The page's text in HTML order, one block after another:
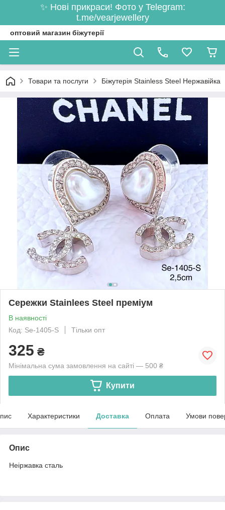
✨ Нові прикраси! Фото у Telegram:
t.me/vearjewellery
оптовий магазин біжутерії
Товари та послуги Біжутерія Stainless Steel Нержавійка
Сережки Stainlees Steel преміум
В наявності
Код: Se-1405-S
Тільки опт
325 ₴
Мінімальна сума замовлення на сайті — 500 ₴
Купити
Характеристики Доставка Оплата Умови
Опис
Неіржавка сталь